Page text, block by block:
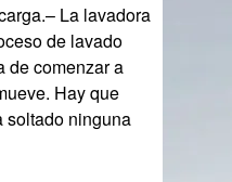
La lavadora
de lavado
de comenzar a
Hay que
soltado ninguna